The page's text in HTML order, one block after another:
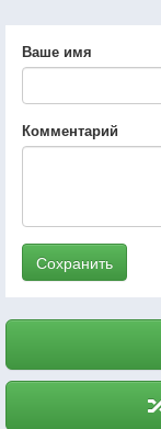
Ваше имя
Комментарий
Сохранить